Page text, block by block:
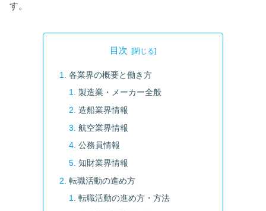
す。
目次
各業界の概要と働き方
製造業・メーカー全般
造船業界情報
航空業界情報
公務員情報
知財業界情報
転職活動の進め方
転職活動の進め方・方法